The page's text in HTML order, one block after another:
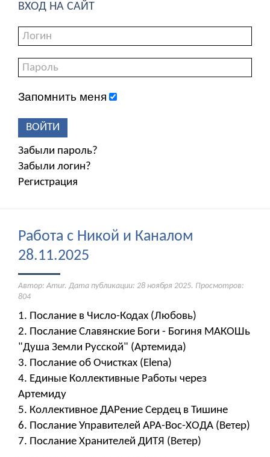
ВХОД НА САЙТ
Запомнить меня
ВОЙТИ
Забыли пароль?
Забыли логин?
Регистрация
Работа с Никой и Каналом
28.11.2025
Автор: Amur. Дата публикации: 28 ноября 2025. Просмотров:
804
1. Послание в Число-Кодах (Любовь)
2. Послание Славянские Боги - Богиня МАКОШь
"Душа Земли Русской" (Артемида)
3. Послание об Очистках (Elena)
4. Единые Коллективные Работы через
Артемиду
5. Коллективное ДАРение Сердец в Тишине
6. Послание Управителей АРА-Вос-ХОДА (Ветер)
7. Послание Хранителей ДИТЯ (Ветер)